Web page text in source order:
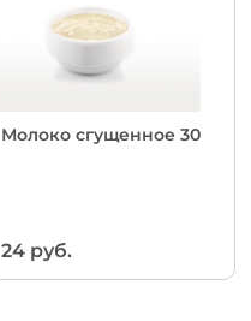
Молоко сгущенное 30
24 руб.